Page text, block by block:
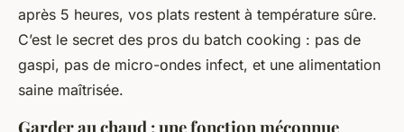
après 5 heures, vos plats restent à température sûre.
C’est le secret des pros du batch cooking : pas de
gaspi, pas de micro-ondes infect, et une alimentation
saine maîtrisée.
Garder au chaud : une fonction méconnue